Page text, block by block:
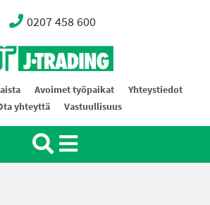
0207 458 600
J-Trading AbAvoimet työpaikat
Yhteystiedot
yhteyttä
Vastuullisuus